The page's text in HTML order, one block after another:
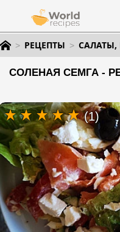
РЕЦЕПТЫ САЛАТЫ,
СОЛЕНАЯ СЕМГА -
(1)